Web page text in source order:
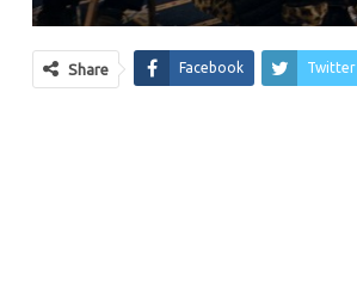
Share Facebook Twitter